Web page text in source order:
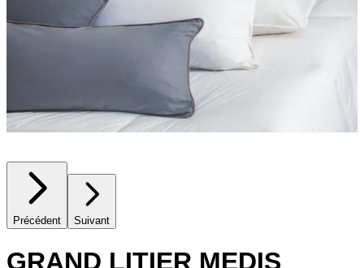
Précédent Suivant
GRAND LITIER MEDIS